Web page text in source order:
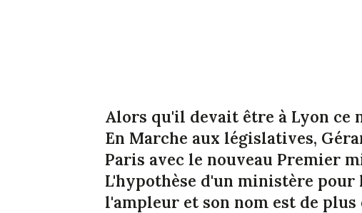
Alors qu'il devait être à Lyon ce
En Marche aux législatives,
Paris avec le nouveau Premier
L'hypothèse d'un ministère pour
l'ampleur et son nom est de